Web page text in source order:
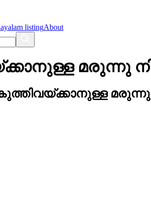
listingAbout
മരുന്നു
മരുന്നു